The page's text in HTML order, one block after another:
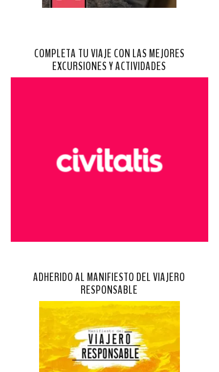
COMPLETA TU VIAJE CON LAS MEJORES
EXCURSIONES Y ACTIVIDADES
ADHERIDO AL MANIFIESTO DEL VIAJERO
RESPONSABLE